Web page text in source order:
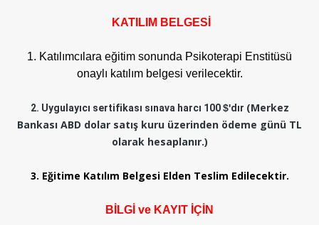
KATILIM BELGESİ
1. Katılımcılara eğitim sonunda Psikoterapi Enstitüsü
onaylı katılım belgesi verilecektir.
2. Uygulayıcı sertifikası sınava harcı 100 $'dır (Merkez
Bankası ABD dolar satış kuru üzerinden ödeme günü TL
olarak hesaplanır.)
3. Eğitime Katılım Belgesi Elden Teslim Edilecektir.
BİLGİ ve KAYIT İÇİN